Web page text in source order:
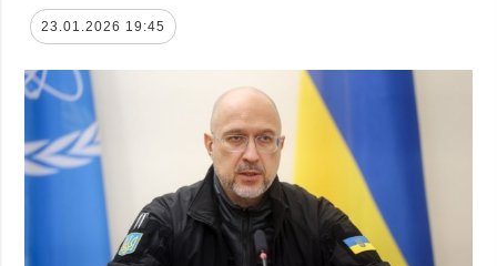
23.01.2026 19:45